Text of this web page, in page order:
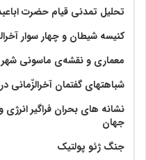
تحلیل تمدنی قیام حضرت
کنیسه شیطان و چهار سوار
معماری و نقشه‌ی ماسونی
شباهتهای گفتمان آخر‌الزّمانی
نشانه های بحران فراگیر
جهان
جنگ ژئو پولتیک